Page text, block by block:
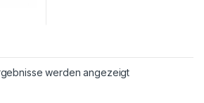
werden angezeigt